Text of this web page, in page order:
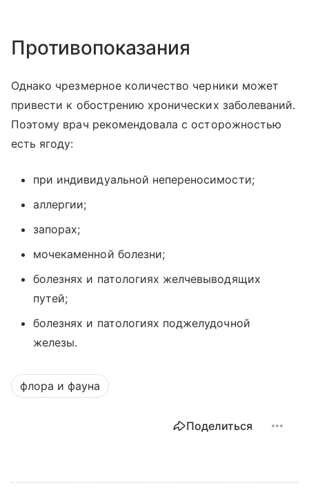
Противопоказания
Однако чрезмерное количество черники может
привести к обострению хронических заболеваний.
Поэтому врач рекомендовала с осторожностью
есть ягоду:
при индивидуальной непереносимости;
аллергии;
запорах;
мочекаменной болезни;
болезнях и патологиях желчевыводящих
путей;
болезнях и патологиях поджелудочной
железы.
флора и фауна
Поделиться